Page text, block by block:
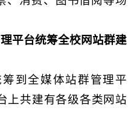
平台统筹全校网站群建
到全媒体站群管理平
上共建有各级各类网站